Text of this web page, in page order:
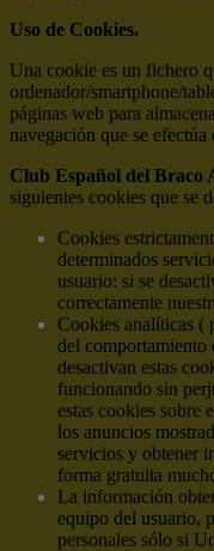
Uso de Cookies.
Una cookie es un fichero
ordenador/smartphone/
páginas web para
navegación que se
Club Español del Braco
siguientes cookies que se
Cookies
determinados
usuario: si se
correctamente
Cookies analíticas (
del comportamiento
desactivan estas
funcionando sin
estas cookies sobre
los anuncios
servicios y obtener
forma gratuita
La información
equipo del usuario,
personales sólo si